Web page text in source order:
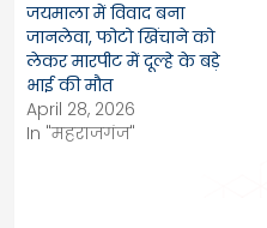
जयमाला में विवाद बना
जानलेवा, फोटो खिंचाने को
लेकर मारपीट में दूल्हे के बड़े
भाई की मौत
April 28, 2026
In "महराजगंज"